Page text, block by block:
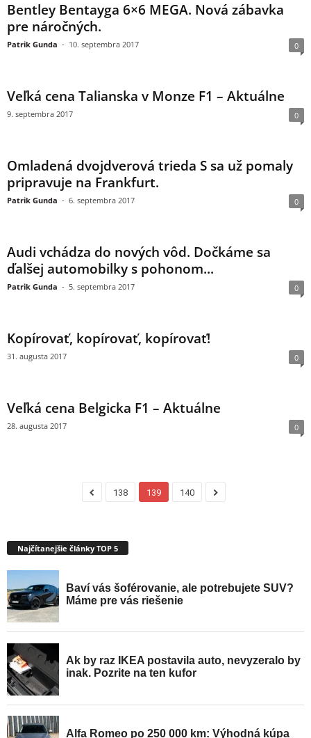
Bentley Bentayga 6×6 MEGA. Nová zábavka
pre náročných.
Patrik Gunda - 10. septembra 2017 0
Veľká cena Talianska v Monze F1 – Aktuálne
9. septembra 2017 0
Omladená dvojdverová trieda S sa už pomaly
pripravuje na Frankfurt.
Patrik Gunda - 6. septembra 2017 0
Audi vchádza do nových vôd. Dočkáme sa
ďalšej automobilky s pohonom...
Patrik Gunda - 5. septembra 2017 0
Kopírovať, kopírovať, kopírovať!
31. augusta 2017 0
Veľká cena Belgicka F1 – Aktuálne
28. augusta 2017 0
138 139 140
Najčítanejšie články TOP 5